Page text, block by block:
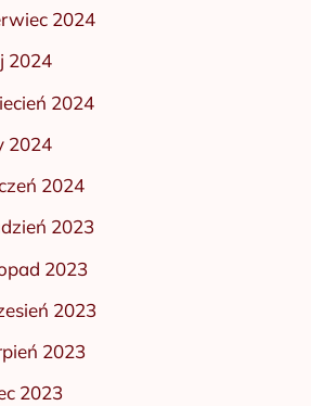
2024
2024
2024
2024
2024
2023
2023
2023
2023
2023